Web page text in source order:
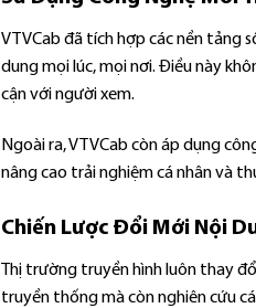
VTVCab đã tích hợp các nền tảng
dung mọi lúc, mọi nơi. Điều này
cận với người xem.
Ngoài ra, VTVCab còn áp dụng
nâng cao trải nghiệm cá nhân và
Chiến Lược Đổi Mới Nội
Thị trường truyền hình luôn thay
truyền thống mà còn nghiên cứu